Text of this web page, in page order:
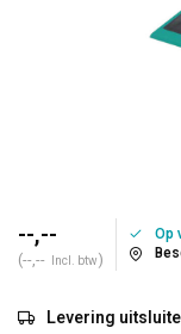
--,--
(--,-- Incl. btw)
Op
Levering